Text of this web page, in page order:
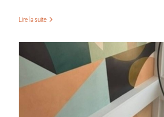
Lire la suite